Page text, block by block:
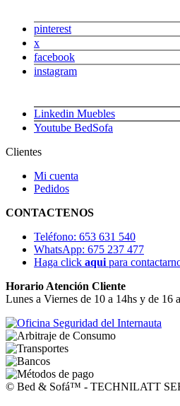
pinterest
x
facebook
instagram
Linkedin Muebles
Youtube BedSofa
Clientes
Mi cuenta
Pedidos
CONTACTENOS
Teléfono: 653 631 540
WhatsApp: 675 237 477
Haga click aqui para
Horario Atención Cliente
Lunes a Viernes de 10 a 14hs y de 16
© Bed & Sofá™ - TECHNILATT